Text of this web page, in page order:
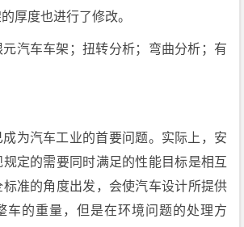
厚度也进行了修改。
元汽车车架；扭转分析；弯曲分析；有
为汽车工业的首要问题。实际上，安
定的需要同时满足的性能目标是相互
准的角度出发，会使汽车设计所提供
车的重量，但是在环境问题的处理方